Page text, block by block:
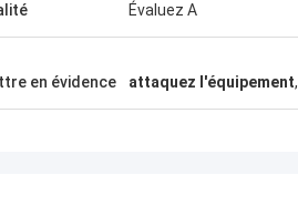
Évaluez A
en évidence attaquez l'équipement,